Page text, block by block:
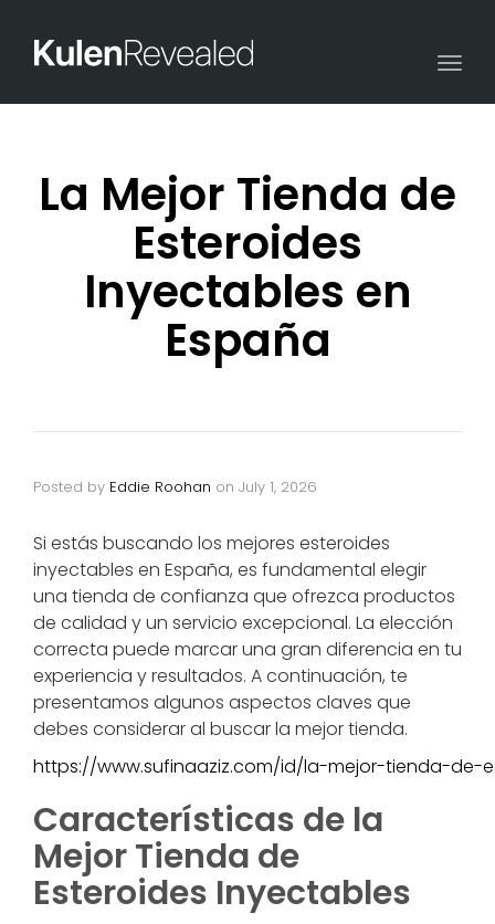
La Mejor Tienda de
Esteroides
Inyectables en
España
Posted by Eddie Roohan on July 1, 2026
Si estás buscando los mejores esteroides
inyectables en España, es fundamental elegir
una tienda de confianza que ofrezca productos
de calidad y un servicio excepcional. La elección
correcta puede marcar una gran diferencia en tu
experiencia y resultados. A continuación, te
presentamos algunos aspectos claves que
debes considerar al buscar la mejor tienda.
https://www.sufinaaziz.com/id/la-mejor-tienda-
Características de la
Mejor Tienda de
Esteroides Inyectables